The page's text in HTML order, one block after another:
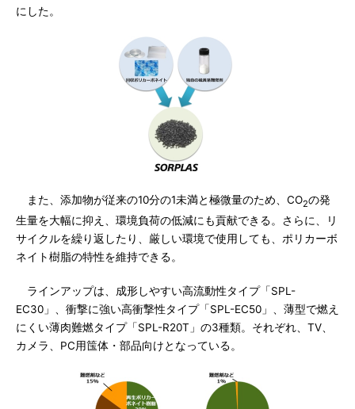
にした。
また、添加物が従来の10分の1未満と極微量のため、CO2の発
生量を大幅に抑え、環境負荷の低減にも貢献できる。さらに、リ
サイクルを繰り返したり、厳しい環境で使用しても、ポリカーボ
ネイト樹脂の特性を維持できる。
ラインアップは、成形しやすい高流動性タイプ「SPL-
EC30」、衝撃に強い高衝撃性タイプ「SPL-EC50」、薄型で燃え
にくい薄肉難燃タイプ「SPL-R20T」の3種類。それぞれ、TV、
カメラ、PC用筺体・部品向けとなっている。